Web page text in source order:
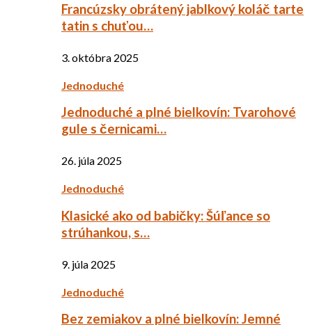
Francúzsky obrátený jablkový koláč tarte
tatin s chuťou…
3. októbra 2025
Jednoduché
Jednoduché a plné bielkovín: Tvarohové
gule s černicami…
26. júla 2025
Jednoduché
Klasické ako od babičky: Šúľance so
strúhankou, s…
9. júla 2025
Jednoduché
Bez zemiakov a plné bielkovín: Jemné